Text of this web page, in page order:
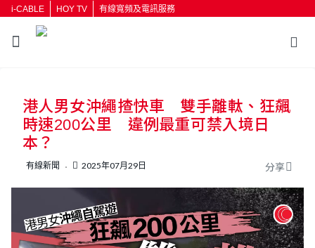
i-CABLE HOY TV 有線寬頻及電訊服務
按輸入鍵開始搜尋
港人男女沖繩揸快車 雙手離軚、狂飆
時速200公里 違例最重可禁入境日
本？
有線新聞 2025年07月29日 分享